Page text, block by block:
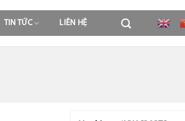
TIN TỨC LIÊN HỆ